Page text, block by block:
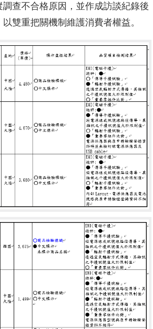
查不合格原因，並作成訪談紀錄後
雙重把關機制維護消費者權益。